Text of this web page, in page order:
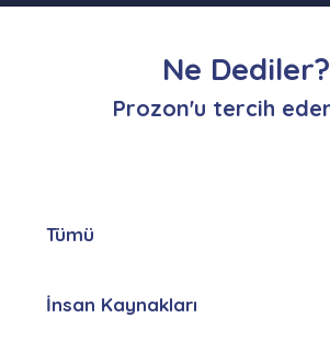
Ne Dediler?
Prozon'u tercih
Tümü
İnsan Kaynakları